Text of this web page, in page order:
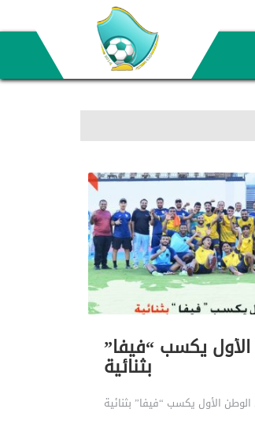
يكسب “فيفا”
بثنائية
الأول يكسب “فيفا” بثنائية